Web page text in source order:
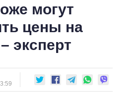
ЭКОНОМИКА
ОБЩЕСТВО
ПОЛИТИКИ
И ОФИС
РАДА
ИНФОГРАФИКА
ПОДДЕРЖАТЬ
могут
цены на
эксперт